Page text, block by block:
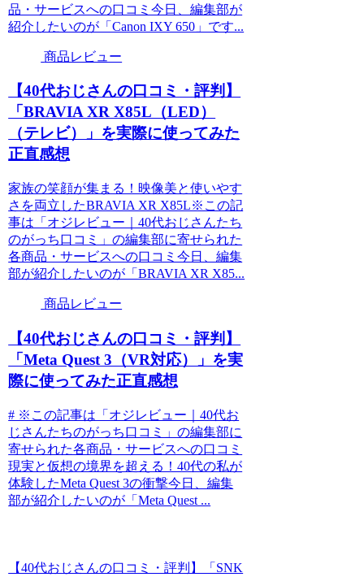
品・サービスへの口コミ今日、編集部が
紹介したいのが「Canon IXY 650」です...
商品レビュー
【40代おじさんの口コミ・評判】
「BRAVIA XR X85L（LED）​
（テレビ）」を実際に使ってみた
正直感想
家族の笑顔が集まる！映像美と使いやす
さを両立したBRAVIA XR X85L※この記
事は「オジレビュー｜40代おじさんたち
のがっち口コミ」の編集部に寄せられた
各商品・サービスへの口コミ今日、編集
部が紹介したいのが「BRAVIA XR X85...
商品レビュー
【40代おじさんの口コミ・評判】
「Meta Quest 3（VR対応）」を実
際に使ってみた正直感想
# ※この記事は「オジレビュー｜40代お
じさんたちのがっち口コミ」の編集部に
寄せられた各商品・サービスへの口コミ
現実と仮想の境界を超える！40代の私が
体験したMeta Quest 3の衝撃今日、編集
部が紹介したいのが「Meta Quest ...
【40代おじさんの口コミ・評判】「SNK